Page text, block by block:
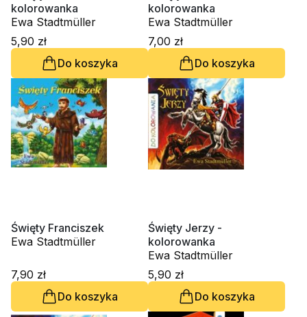
kolorowanka
Ewa Stadtmüller
5,90 zł
Do koszyka
kolorowanka
Ewa Stadtmüller
7,00 zł
Do koszyka
Święty Franciszek
Ewa Stadtmüller
7,90 zł
Do koszyka
Święty Jerzy -
kolorowanka
Ewa Stadtmüller
5,90 zł
Do koszyka